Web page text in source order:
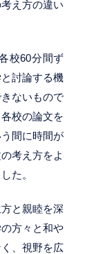
え方の違い
校60分間ず
討論する機
ないもので
校の論文を
間に時間が
考え方をよ
た。
と親睦を深
方々と和や
、視野を広